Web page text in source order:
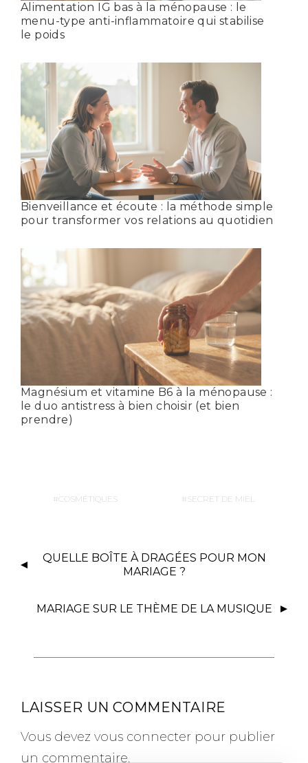
Alimentation IG bas à la ménopause : le
menu-type anti-inflammatoire qui stabilise
le poids
Bienveillance et écoute : la méthode simple
pour transformer vos relations au quotidien
Magnésium et vitamine B6 à la ménopause :
le duo antistress à bien choisir (et bien
prendre)
COSMÉTIQUES SECRET DE MIEL
QUELLE BOÎTE À DRAGÉES POUR MON
MARIAGE ?
MARIAGE SUR LE THÈME DE LA MUSIQUE
LAISSER UN COMMENTAIRE
Vous devez vous connecter pour publier
un commentaire.